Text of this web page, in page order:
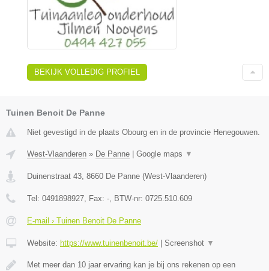
BEKIJK VOLLEDIG PROFIEL
Tuinen Benoit De Panne
Niet gevestigd in de plaats Obourg en in de provincie Henegouwen.
West-Vlaanderen » De Panne Google maps ▼
Duinenstraat 43, 8660 De Panne (West-Vlaanderen)
Tel: 0491898927, Fax: -, BTW-nr: 0725.510.609
E-mail › Tuinen Benoit De Panne
Website: https://www.tuinenbenoit.be/ Screenshot ▼
Met meer dan 10 jaar ervaring kan je bij ons rekenen op een